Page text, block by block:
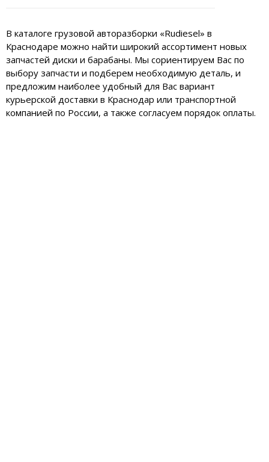
В каталоге грузовой авторазборки «Rudiesel» в
Краснодаре можно найти широкий ассортимент новых
запчастей диски и барабаны. Мы сориентируем Вас по
выбору запчасти и подберем необходимую деталь, и
предложим наиболее удобный для Вас вариант
курьерской доставки в Краснодар или транспортной
компанией по России, а также согласуем порядок оплаты.